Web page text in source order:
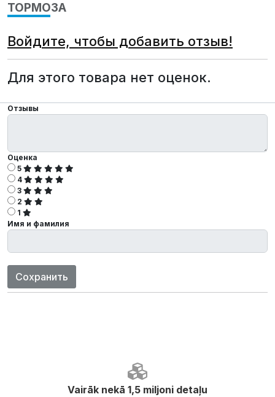
ТОРМОЗА
Войдите, чтобы добавить отзыв!
Для этого товара нет оценок.
Отзывы
Оценка
5
4
3
2
1
Имя и фамилия
Сохранить
Vairāk nekā 1,5 miljoni detaļu